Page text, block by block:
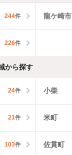
244件 龍ケ崎市
226件
から探す
24件 小柴
21件 米町
103件 佐貫町